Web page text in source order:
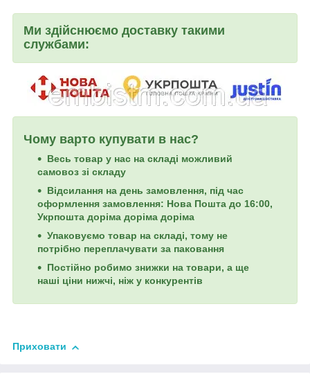
Ми здійснюємо доставку такими
службами:
Чому варто купувати в нас?
Весь товар у нас на складі можливий
самовоз зі складу
Відсилання на день замовлення, під час
оформлення замовлення: Нова Пошта до 16:00,
Укрпошта доріма доріма доріма
Упаковуємо товар на складі, тому не
потрібно переплачувати за паковання
Постійно робимо знижки на товари, а ще
наші ціни нижчі, ніж у конкурентів
Приховати